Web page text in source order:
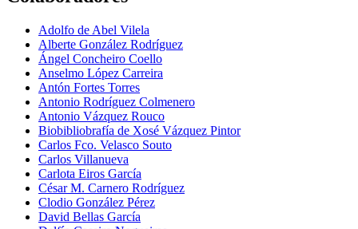
Adolfo de Abel Vilela
Alberte González Rodríguez
Ángel Concheiro Coello
Anselmo López Carreira
Antón Fortes Torres
Antonio Rodríguez Colmenero
Antonio Vázquez Rouco
Biobibliobrafía de Xosé Vázquez Pintor
Carlos Fco. Velasco Souto
Carlos Villanueva
Carlota Eiros García
César M. Carnero Rodríguez
Clodio González Pérez
David Bellas García